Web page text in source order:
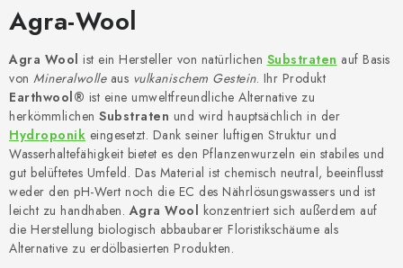
ANBAUBEDARF FÜR DEN HEIMANBAU
AQUARISTIK
MICROGREENS
SMARTER GARTEN
Geschäftsbewertung Kaufberatung AGB
Blog
Kontakt
Datenschutzerklärung Impressum
Agra-Wool
Agra Wool ist ein Hersteller von natürlichen Substraten auf Basis
von Mineralwolleaus vulkanischem Gestein. Ihr Produkt
Earthwool® ist eine umweltfreundliche Alternative zu
herkömmlichen Substraten und wird hauptsächlich in der
Hydroponik eingesetzt. Dank seiner luftigen Struktur und
Wasserhaltefähigkeit bietet es den Pflanzenwurzeln ein stabiles und
gut belüftetes Umfeld. Das Material ist chemisch neutral, beeinflusst
weder den pH-Wert noch die EC des Nährlösungswassers und ist
leicht zu handhaben.Agra Wool konzentriert sich außerdem auf
die Herstellung biologisch abbaubarer Floristikschäume als
Alternative zu erdölbasierten Produkten.